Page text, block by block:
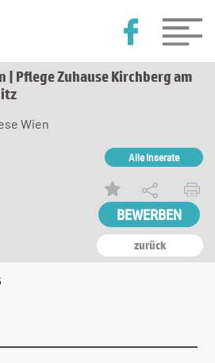
Pflege Zuhause Kirchberg am
zurück
Wien
Alle Inserate